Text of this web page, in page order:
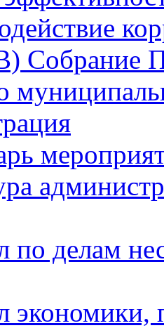
Собрание
по делам
экономики,